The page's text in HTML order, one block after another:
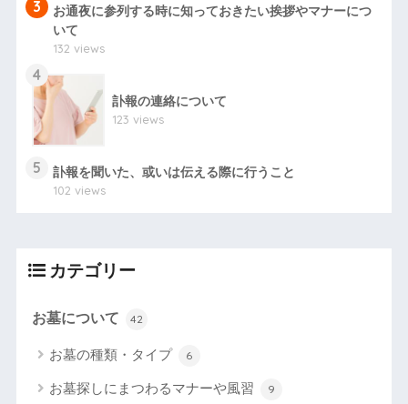
3
お通夜に参列する時に知っておきたい挨拶やマナーにつ
いて
132 views
4
訃報の連絡について
123 views
5
訃報を聞いた、或いは伝える際に行うこと
102 views
カテゴリー
お墓について 42
お墓の種類・タイプ 6
お墓探しにまつわるマナーや風習 9